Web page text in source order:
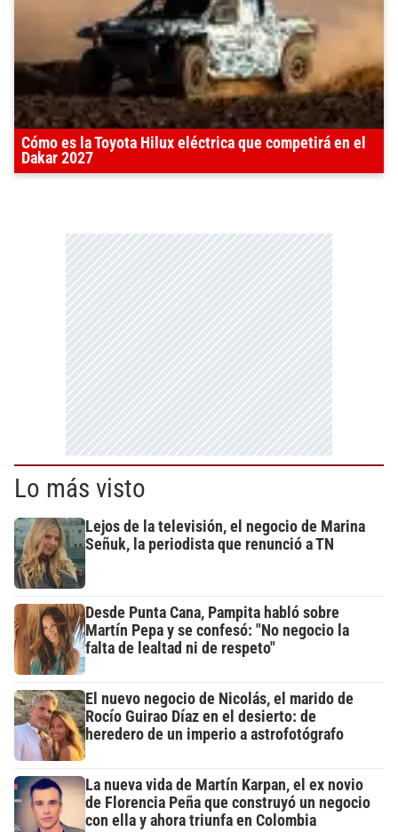
Cómo es la Toyota Hilux eléctrica que competirá en el
Dakar 2027
Lo más visto
Lejos de la televisión, el negocio de Marina
Señuk, la periodista que renunció a TN
Desde Punta Cana, Pampita habló sobre
Martín Pepa y se confesó: "No negocio la
falta de lealtad ni de respeto"
El nuevo negocio de Nicolás, el marido de
Rocío Guirao Díaz en el desierto: de
heredero de un imperio a astrofotógrafo
La nueva vida de Martín Karpan, el ex novio
de Florencia Peña que construyó un negocio
con ella y ahora triunfa en Colombia